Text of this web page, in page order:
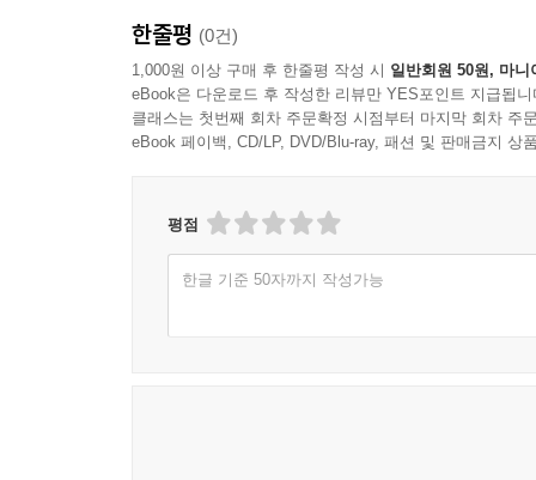
한줄평 (0건)
1,000원 이상 구매 후 한줄평 작성 시 일반회원 50원, 마니
eBook은 다운로드 후 작성한 리뷰만 YES포인트 지급됩니
클래스는 첫번째 회차 주문확정 시점부터 마지막 회차 주
eBook 페이백, CD/LP, DVD/Blu-ray, 패션 및 판매금지 상
평점
한글 기준 50자까지 작성가능